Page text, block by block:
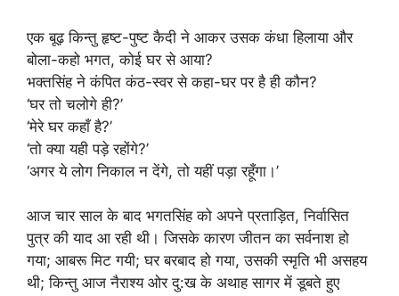
एक बूढ़ किन्तु हृष्ट-पुष्ट कैदी ने आकर उसक कंधा हिलाया और
बोला-कहो भगत, कोई घर से आया?
भक्तसिंह ने कंपित कंठ-स्वर से कहा-घर पर है ही कौन?
‘घर तो चलोगे ही?’
‘मेरे घर कहाँ है?’
‘तो क्या यही पड़े रहोंगे?’
‘अगर ये लोग निकाल न देंगे, तो यहीं पड़ा रहूँगा।’
आज चार साल के बाद भगतसिंह को अपने प्रताड़ित, निर्वासित
पुत्र की याद आ रही थी। जिसके कारण जीतन का सर्वनाश हो
गया; आबरू मिट गयी; घर बरबाद हो गया, उसकी स्मृति भी असहय
थी; किन्तु आज नैराश्य ओर दु:ख के अथाह सागर में डूबते हुए